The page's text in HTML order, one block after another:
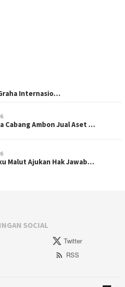
Internasio…
Cabang Ambon Jual Aset …
Malut Ajukan Hak Jawab…
SOCIAL
Twitter
RSS